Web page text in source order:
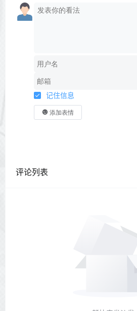
记住信息
添加表情
评论列表